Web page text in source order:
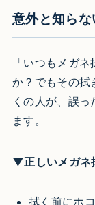
意外と知ら
「いつもメガ
か？でもその拭
くの人が、誤
ます。
▼正しいメガネ
拭く前にホ